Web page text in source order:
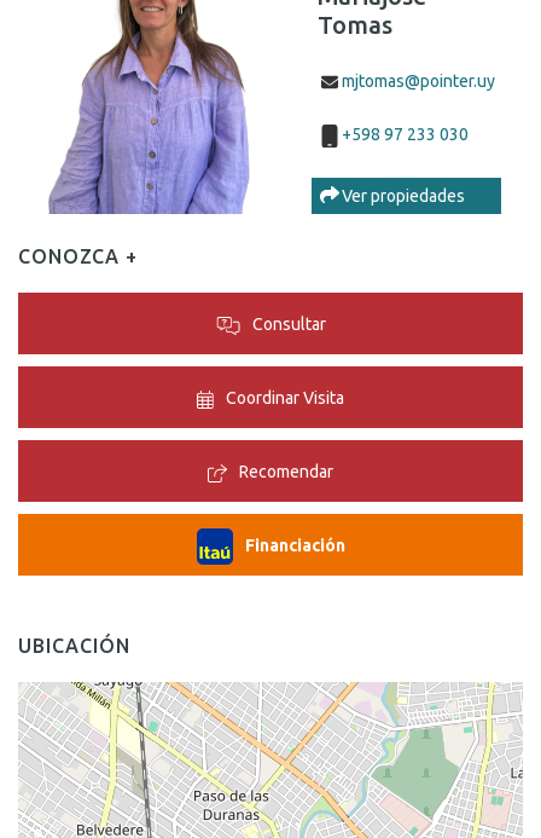
Tomas
mjtomas@pointer.uy
+598 97 233 030
Ver propiedades
CONOZCA +
Consultar
Coordinar Visita
Recomendar
Financiación
UBICACIÓN